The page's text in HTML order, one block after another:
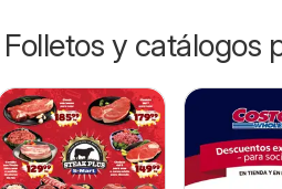
Folletos y catálogos